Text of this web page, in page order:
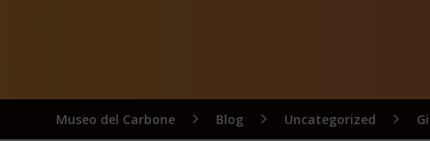
Museo del Carbone Blog Uncategorized